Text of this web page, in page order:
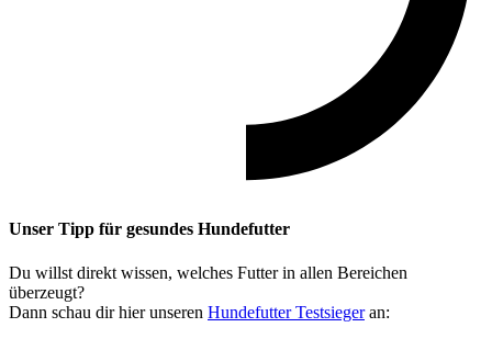
Unser Tipp für gesundes Hundefutter
Du willst direkt wissen, welches Futter in allen Bereichen
überzeugt?
Dann schau dir hier unseren Hundefutter Testsiegeran: